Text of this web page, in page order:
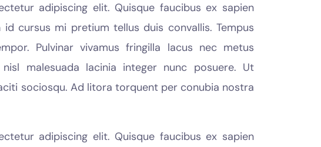
adipiscing elit. Quisque faucibus ex sapien
cursus mi pretium tellus duis convallis. Tempus
Pulvinar vivamus fringilla lacus nec metus
malesuada lacinia integer nunc posuere. Ut
sociosqu. Ad litora torquent per conubia nostra
adipiscing elit. Quisque faucibus ex sapien